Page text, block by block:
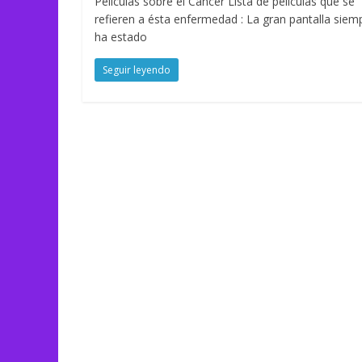
refieren a ésta enfermedad : La gran pantalla
ha estado
Seguir leyendo